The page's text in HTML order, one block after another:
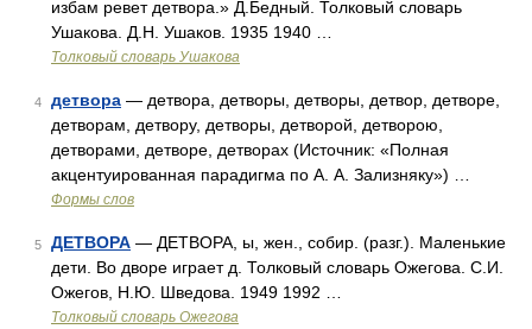
избам ревет детвора.» Д.Бедный. Толковый словарь
Ушакова. Д.Н. Ушаков. 1935 1940 …
Толковый словарь Ушакова
4 детвора — детвора, детворы, детворы, детвор, детворе,
детворам, детвору, детворы, детворой, детворою,
детворами, детворе, детворах (Источник: «Полная
акцентуированная парадигма по А. А. Зализняку») …
Формы слов
5 ДЕТВОРА — ДЕТВОРА, ы, жен., собир. (разг.). Маленькие
дети. Во дворе играет д. Толковый словарь Ожегова. С.И.
Ожегов, Н.Ю. Шведова. 1949 1992 …
Толковый словарь Ожегова